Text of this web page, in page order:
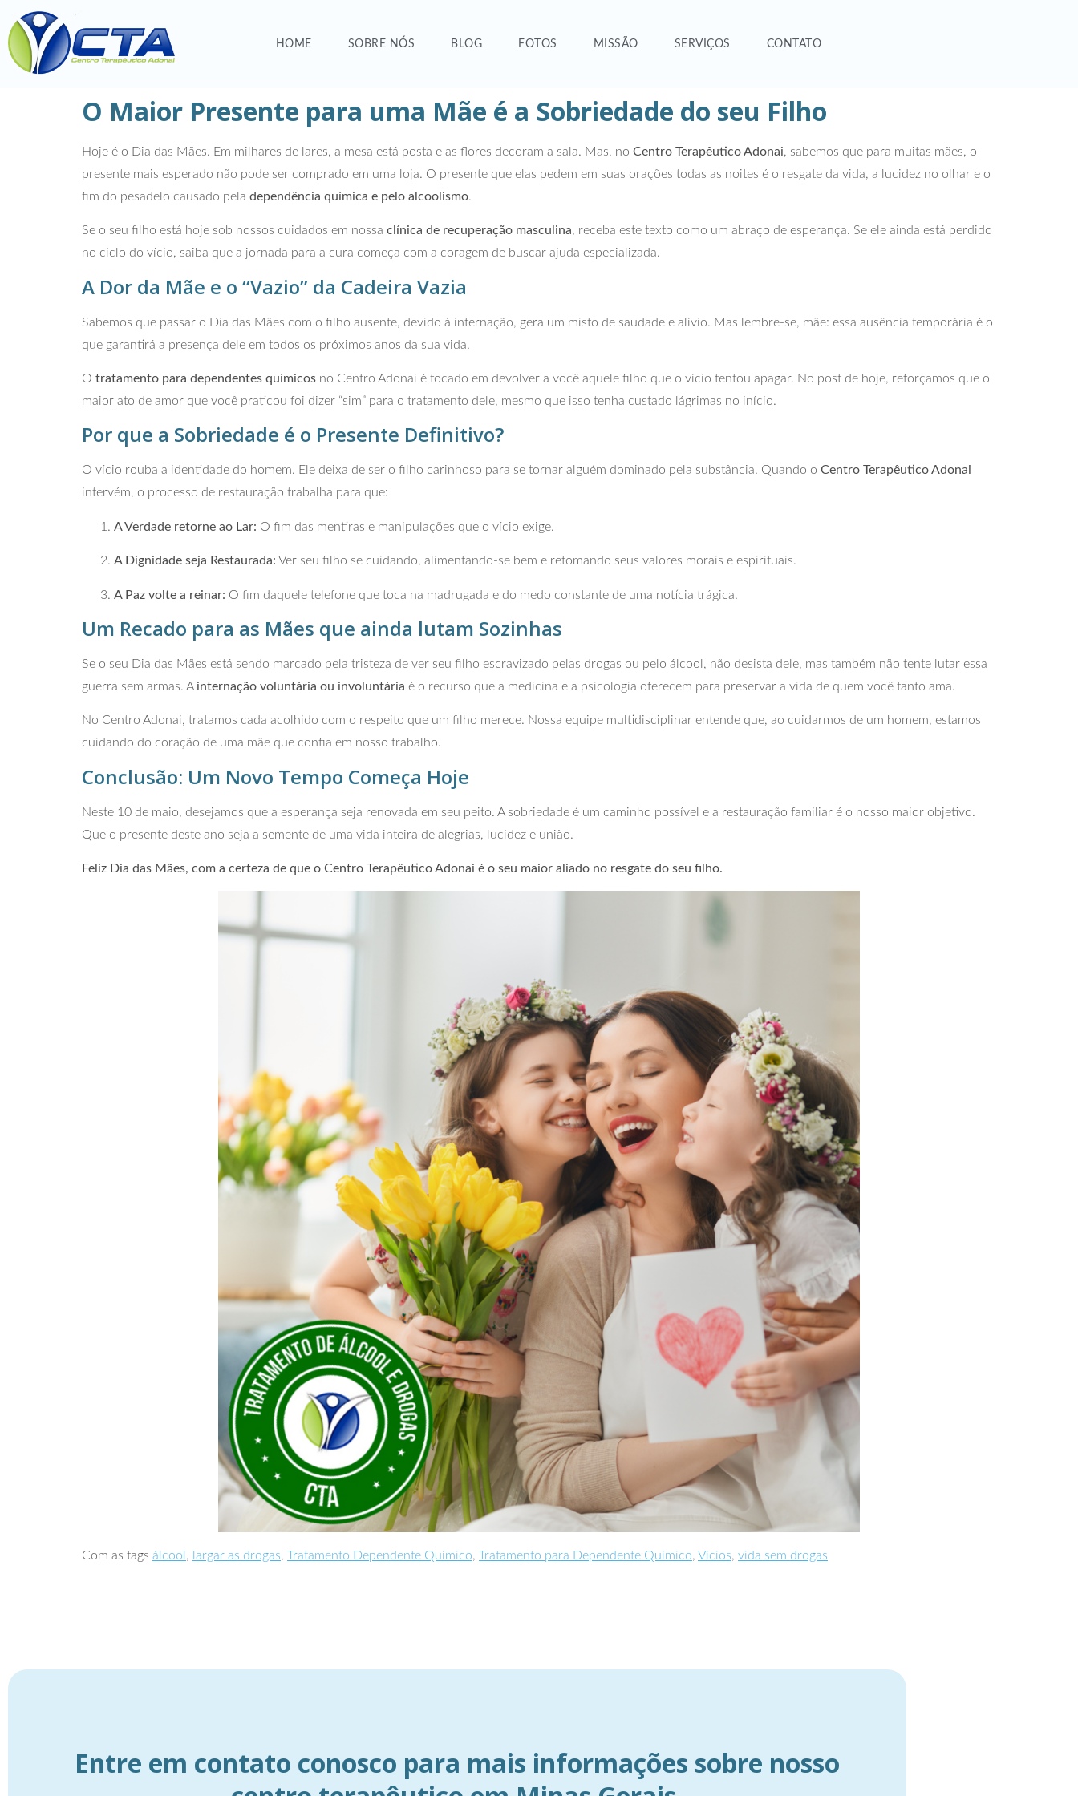
HOME SOBRE NÓS BLOG FOTOS MISSÃO SERVIÇOS CONTATO
O Maior Presente para uma Mãe é a Sobriedade do seu Filho
Hoje é o Dia das Mães. Em milhares de lares, a mesa está posta e as flores decoram a sala. Mas, no Centro Terapêutico Adonai, sabemos que para muitas mães, o
presente mais esperado não pode ser comprado em uma loja. O presente que elas pedem em suas orações todas as noites é o resgate da vida, a lucidez no olhar e o
fim do pesadelo causado pela dependência química e pelo alcoolismo.
Se o seu filho está hoje sob nossos cuidados em nossa clínica de recuperação masculina, receba este texto como um abraço de esperança. Se ele ainda está perdido
no ciclo do vício, saiba que a jornada para a cura começa com a coragem de buscar ajuda especializada.
A Dor da Mãe e o “Vazio” da Cadeira Vazia
Sabemos que passar o Dia das Mães com o filho ausente, devido à internação, gera um misto de saudade e alívio. Mas lembre-se, mãe: essa ausência temporária é o
que garantirá a presença dele em todos os próximos anos da sua vida.
O tratamento para dependentes químicos no Centro Adonai é focado em devolver a você aquele filho que o vício tentou apagar. No post de hoje, reforçamos que o
maior ato de amor que você praticou foi dizer “sim” para o tratamento dele, mesmo que isso tenha custado lágrimas no início.
Por que a Sobriedade é o Presente Definitivo?
O vício rouba a identidade do homem. Ele deixa de ser o filho carinhoso para se tornar alguém dominado pela substância. Quando o Centro Terapêutico Adonai
intervém, o processo de restauração trabalha para que:
A Verdade retorne ao Lar: O fim das mentiras e manipulações que o vício exige.
A Dignidade seja Restaurada: Ver seu filho se cuidando, alimentando-se bem e retomando seus valores morais e espirituais.
A Paz volte a reinar: O fim daquele telefone que toca na madrugada e do medo constante de uma notícia trágica.
Um Recado para as Mães que ainda lutam Sozinhas
Se o seu Dia das Mães está sendo marcado pela tristeza de ver seu filho escravizado pelas drogas ou pelo álcool, não desista dele, mas também não tente lutar essa
guerra sem armas. A internação voluntária ou involuntária é o recurso que a medicina e a psicologia oferecem para preservar a vida de quem você tanto ama.
No Centro Adonai, tratamos cada acolhido com o respeito que um filho merece. Nossa equipe multidisciplinar entende que, ao cuidarmos de um homem, estamos
cuidando do coração de uma mãe que confia em nosso trabalho.
Conclusão: Um Novo Tempo Começa Hoje
Neste 10 de maio, desejamos que a esperança seja renovada em seu peito. A sobriedade é um caminho possível e a restauração familiar é o nosso maior objetivo.
Que o presente deste ano seja a semente de uma vida inteira de alegrias, lucidez e união.
Feliz Dia das Mães, com a certeza de que o Centro Terapêutico Adonai é o seu maior aliado no resgate do seu filho.
Com as tags álcool , largar as drogas, Tratamento Dependente Químico, Tratamento para Dependente Químico, Vícios, vida sem drogas
Entre em contato conosco para mais informações sobre nosso